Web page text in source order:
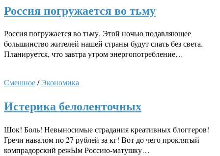
Россия погружается во тьму
Россия погружается во тьму. Этой ночью подавляющее
большинство жителей нашей страны будут спать без света.
Планируется, что завтра утром энергопотребление…
Смешное/Экономика
Истерика белоленточных
Шок! Боль! Невыносимые страдания креативных блоггеров!
Гречи навалом по 27 рублей за кг! Вот до чего проклятый
компрадорский режЫм Россию-матушку…